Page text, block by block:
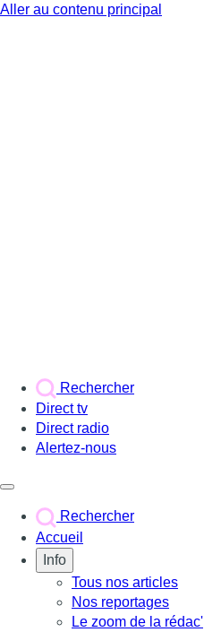
Aller au contenu principal
Rechercher
Direct tv
Direct radio
Alertez-nous
Rechercher
Accueil
Info
Tous nos articles
Nos reportages
Le zoom de la rédac'